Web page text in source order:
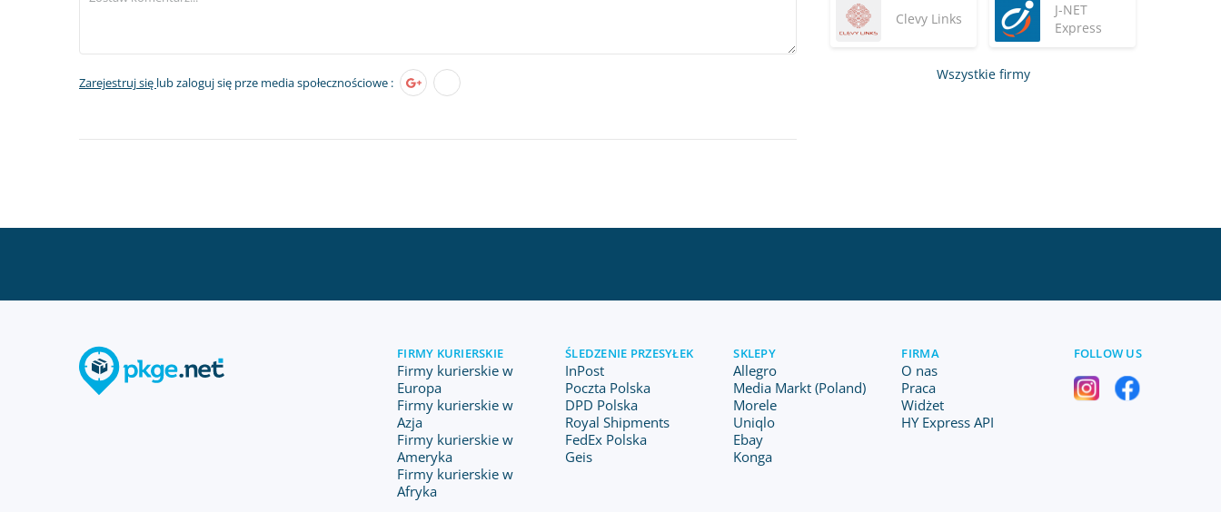
Zarejestruj się lub zaloguj się prze media społecznościowe :
Clevy Links
J-NET
Express
Wszystkie firmy
FIRMY KURIERSKIE
Firmy kurierskie w
Europa
Firmy kurierskie w
Azja
Firmy kurierskie w
Ameryka
Firmy kurierskie w
Afryka
ŚLEDZENIE PRZESYŁEK
InPost
Poczta Polska
DPD Polska
Royal Shipments
FedEx Polska
Geis
SKLEPY
Allegro
Media Markt (Poland)
Morele
Uniqlo
Ebay
Konga
FIRMA
O nas
Praca
Widżet
HY Express API
FOLLOW US